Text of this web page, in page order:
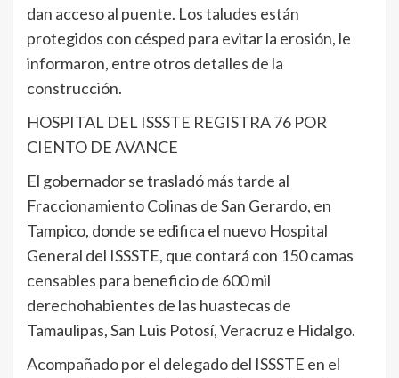
dan acceso al puente. Los taludes están
protegidos con césped para evitar la erosión, le
informaron, entre otros detalles de la
construcción.
HOSPITAL DEL ISSSTE REGISTRA 76 POR
CIENTO DE AVANCE
El gobernador se trasladó más tarde al
Fraccionamiento Colinas de San Gerardo, en
Tampico, donde se edifica el nuevo Hospital
General del ISSSTE, que contará con 150 camas
censables para beneficio de 600 mil
derechohabientes de las huastecas de
Tamaulipas, San Luis Potosí, Veracruz e Hidalgo.
Acompañado por el delegado del ISSSTE en el